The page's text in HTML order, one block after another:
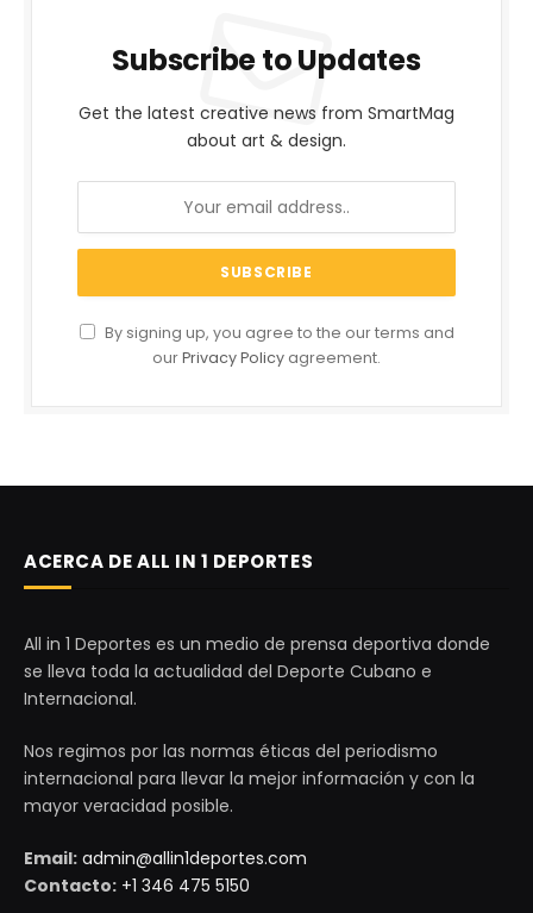
Subscribe to Updates
Get the latest creative news from SmartMag
about art & design.
By signing up, you agree to the our terms and
ourPrivacy Policy agreement.
ACERCA DE ALL IN 1 DEPORTES
All in 1 Deportes es un medio de prensa deportiva donde
se lleva toda la actualidad del Deporte Cubano e
Internacional.
Nos regimos por las normas éticas del periodismo
internacional para llevar la mejor información y con la
mayor veracidad posible.
Email: admin@allin1deportes.com
Contacto: +1 346 475 5150